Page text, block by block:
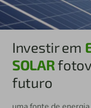
Investir em
SOLAR
futuro